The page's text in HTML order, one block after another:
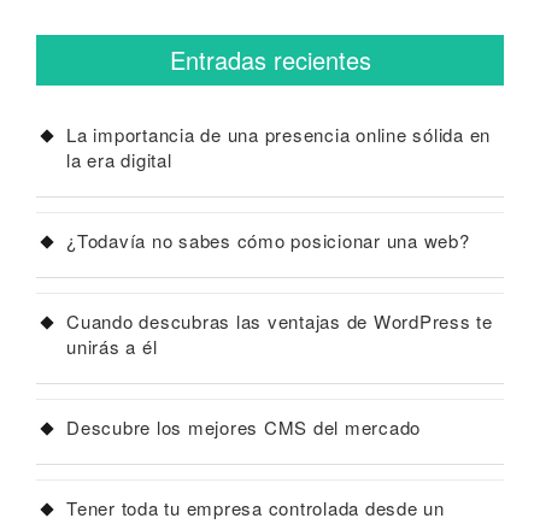
Entradas recientes
La importancia de una presencia online sólida en
la era digital
¿Todavía no sabes cómo posicionar una web?
Cuando descubras las ventajas de WordPress te
unirás a él
Descubre los mejores CMS del mercado
Tener toda tu empresa controlada desde un